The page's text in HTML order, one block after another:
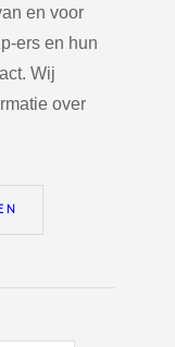
en voor
ers en hun
Wij
over